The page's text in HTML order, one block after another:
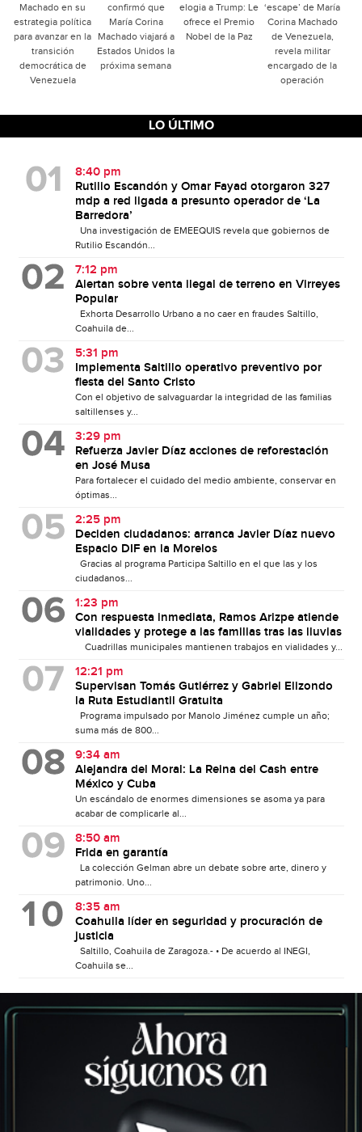
Machado en su
estrategia política
para avanzar en la
transición
democrática de
Venezuela
confirmó que
María Corina
Machado viajará a
Estados Unidos la
próxima semana
elogia a Trump: Le
ofrece el Premio
Nobel de la Paz
‘escape’ de María
Corina Machado
de Venezuela,
revela militar
encargado de la
operación
LO ÚLTIMO
8:40 pm
Rutilio Escandón y Omar Fayad otorgaron 327
mdp a red ligada a presunto operador de ‘La
Barredora’
Una investigación de EMEEQUIS revela que gobiernos de
Rutilio Escandón...
7:12 pm
Alertan sobre venta ilegal de terreno en Virreyes
Popular
Exhorta Desarrollo Urbano a no caer en fraudes Saltillo,
Coahuila de...
5:31 pm
Implementa Saltillo operativo preventivo por
fiesta del Santo Cristo
Con el objetivo de salvaguardar la integridad de las familias
saltillenses y...
3:29 pm
Refuerza Javier Díaz acciones de reforestación
en José Musa
Para fortalecer el cuidado del medio ambiente, conservar en
óptimas...
2:25 pm
Deciden ciudadanos: arranca Javier Díaz nuevo
Espacio DIF en la Morelos
Gracias al programa Participa Saltillo en el que las y los
ciudadanos...
1:23 pm
Con respuesta inmediata, Ramos Arizpe atiende
vialidades y protege a las familias tras las lluvias
Cuadrillas municipales mantienen trabajos en vialidades y...
12:21 pm
Supervisan Tomás Gutiérrez y Gabriel Elizondo
la Ruta Estudiantil Gratuita
Programa impulsado por Manolo Jiménez cumple un año;
suma más de 800...
9:34 am
Alejandra del Moral: La Reina del Cash entre
México y Cuba
Un escándalo de enormes dimensiones se asoma ya para
acabar de complicarle al...
8:50 am
Frida en garantía
La colección Gelman abre un debate sobre arte, dinero y
patrimonio. Uno...
8:35 am
Coahuila líder en seguridad y procuración de
justicia
Saltillo, Coahuila de Zaragoza.- • De acuerdo al INEGI,
Coahuila se...